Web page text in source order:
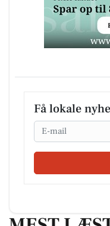
Få lokale
Email